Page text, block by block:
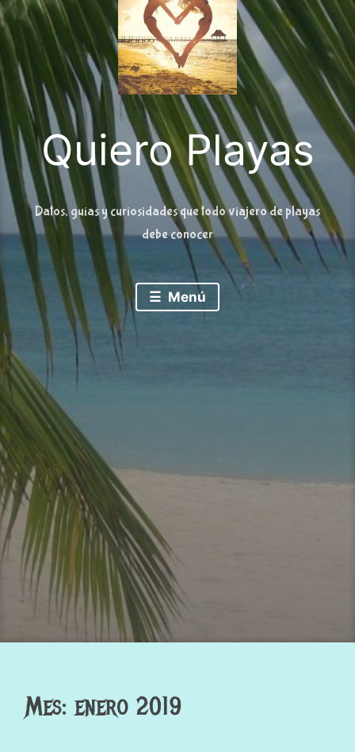
Quiero Playas
Datos, guías y curiosidades que todo viajero de playas
debe conocer
Menú
Mes: enero 2019